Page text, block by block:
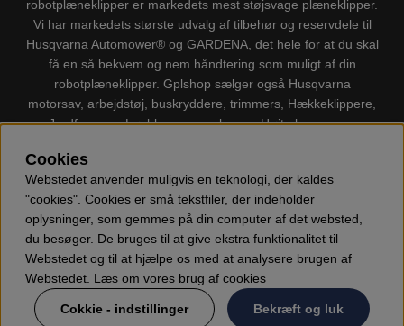
robotplæneklipper er markedets mest støjsvage plæneklipper.
Vi har markedets største udvalg af tilbehør og reservdele til
Husqvarna Automower® og GARDENA, det hele for at du skal
få en så bekvem og nem håndtering som muligt af din
robotplæneklipper. Gplshop sælger også Husqvarna
motorsav, arbejdstøj, buskryddere, trimmers, Hækkeklippere,
Jordfræsere, Løvblæser, sneslynger, Højtryksrensere,
Cookies
Webstedet anvender muligvis en teknologi, der kaldes
"cookies". Cookies er små tekstfiler, der indeholder
oplysninger, som gemmes på din computer af det websted,
du besøger. De bruges til at give ekstra funktionalitet til
Webstedet og til at hjælpe os med at analysere brugen af
Webstedet. Læs om vores brug af cookies
Cokkie - indstillinger Bekræft og luk